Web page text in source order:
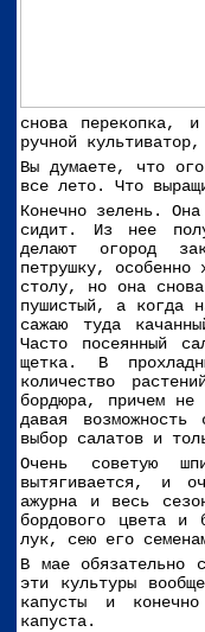
снова перекопка,
ручной
Вы думаете, что
все лето. Что
Конечно зелень.
сидит. Из нее
делают огород
петрушку,
столу, но она
пушистый, а когда
сажаю туда
Часто посеянный
щетка. В
количество
бордюра, причем
давая возможность
выбор салатов и
Очень советую
вытягивается, и
ажурна и весь
бордового цвета и
лук, сею его
В мае обязательно
эти культуры
капусты и
капуста.